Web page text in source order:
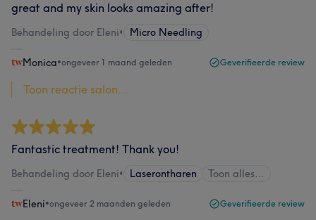
great and my skin looks amazing after!
Behandeling door Eleni• Micro Needling
Monica•ongeveer 1 maand geleden Geverifieerde review
Toon reactie salon...
Fantastic treatment! Thank you!
Behandeling door Eleni• Laserontharen Toon alles…
Eleni•ongeveer 2 maanden geleden Geverifieerde review